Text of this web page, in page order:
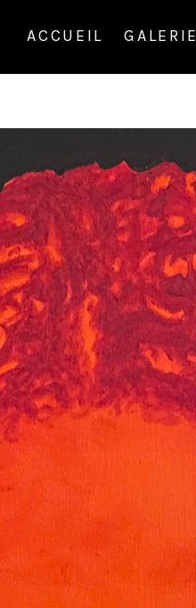
ACCUEIL GALERIE